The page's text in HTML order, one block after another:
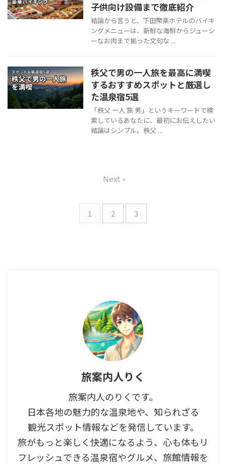
子供向け設備まで徹底紹介
結論から言うと、下田聚楽ホテルのバイキ
ングメニューは、新鮮な海鮮からジューシ
ーなお肉まで揃った文句な ...
秩父で男の一人旅を最高に満喫
するおすすめスポットと厳選し
た温泉宿5選
「秩父 一人 旅 男」というキーワードで検
索しているあなたに、最初にお伝えしたい
結論はシンプル。秩父 ...
1 2 3
Next »
旅案内人りく
旅案内人のりくです。
日本各地の魅力的な温泉地や、知られざる
観光スポット情報などを発信しています。
旅がもっと楽しく快適になるよう、心も体もリ
フレッシュできる温泉宿やグルメ、旅館情報を